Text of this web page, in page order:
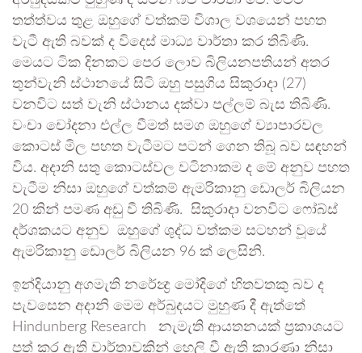
තත්ත්වය තුළ ඔහුගේ වත්කම් විශාල වශයෙන් පහත
වැටී ඇති බවක් ද විදෙස් මාධ්‍ය වාර්තා කර තිබිණි.
මෙයට ටික දිනකට පෙර ලොව බිලියනපතියන් අතර
තුන්වැනි ස්ථානයේ සිටි ඔහු පසුගිය සිකුරාදා (27)
වනවිට සත් වැනි ස්ථානය දක්වා පල්ලම් බැස තිබිණි.
වංචා චෝදනා එල්ල වීමත් සමග ඔහුගේ ව්‍යාපාරවල
කොටස් මිල පහත වැටීමට පටන් ගෙන තිබූ බව සඳහන්
විය. අදානි සතු කොටස්වල වටිනාකම ද මේ අනුව පහත
වැටීම නිසා ඔහුගේ වත්කම් ඇමරිකානු ඩොලර් බිලියන
20 කින් පමණ අඩු වී තිබිණි. සිකුරාදා වනවිට ෆෝබ්ස්
දර්ශකයට අනුව ඔහුගේ ශුද්ධ වත්කම සටහන් වූයේ
ඇමරිකානු ඩොලර් බිලියන 96 ක් ලෙසිනි.
ඉන්දියානු අගමැති නරේන්‍ද්‍ර මෝදිගේ හිතවතකු බව ද
පැවසෙන අදානි මෙම අර්බුදයට මුහුණ දී ඇත්තේ
Hindunberg Research නැමැති ආයතනයක් ප්‍රකාශයට
පත් කර ඇති වාර්තාවකින් හෙලි වී ඇති කාරණා නිසා